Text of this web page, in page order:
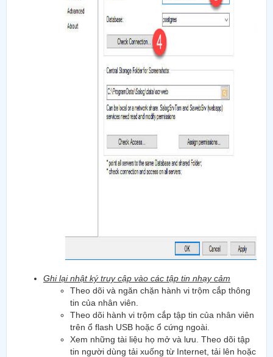
Ghi lại nhật ký truy cập vào các tập tin nhạy cảm
Theo dõi và ngăn chặn hành vi trộm cắp thông
tin của nhân viên.
Theo dõi hành vi trộm cắp tập tin của nhân viên
trên ổ flash USB hoặc ổ cứng ngoài.
Xem những tài liệu họ mở và lưu. Theo dõi tập
tin người dùng tải xuống từ Internet, tải lên hoặc